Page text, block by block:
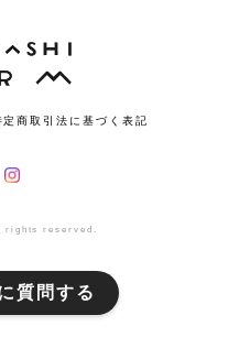
定商取引法に基づく表記
rights reserved.
質問する